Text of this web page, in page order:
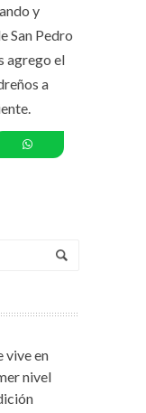
y
San Pedro
agrego el
a
vive en
nivel